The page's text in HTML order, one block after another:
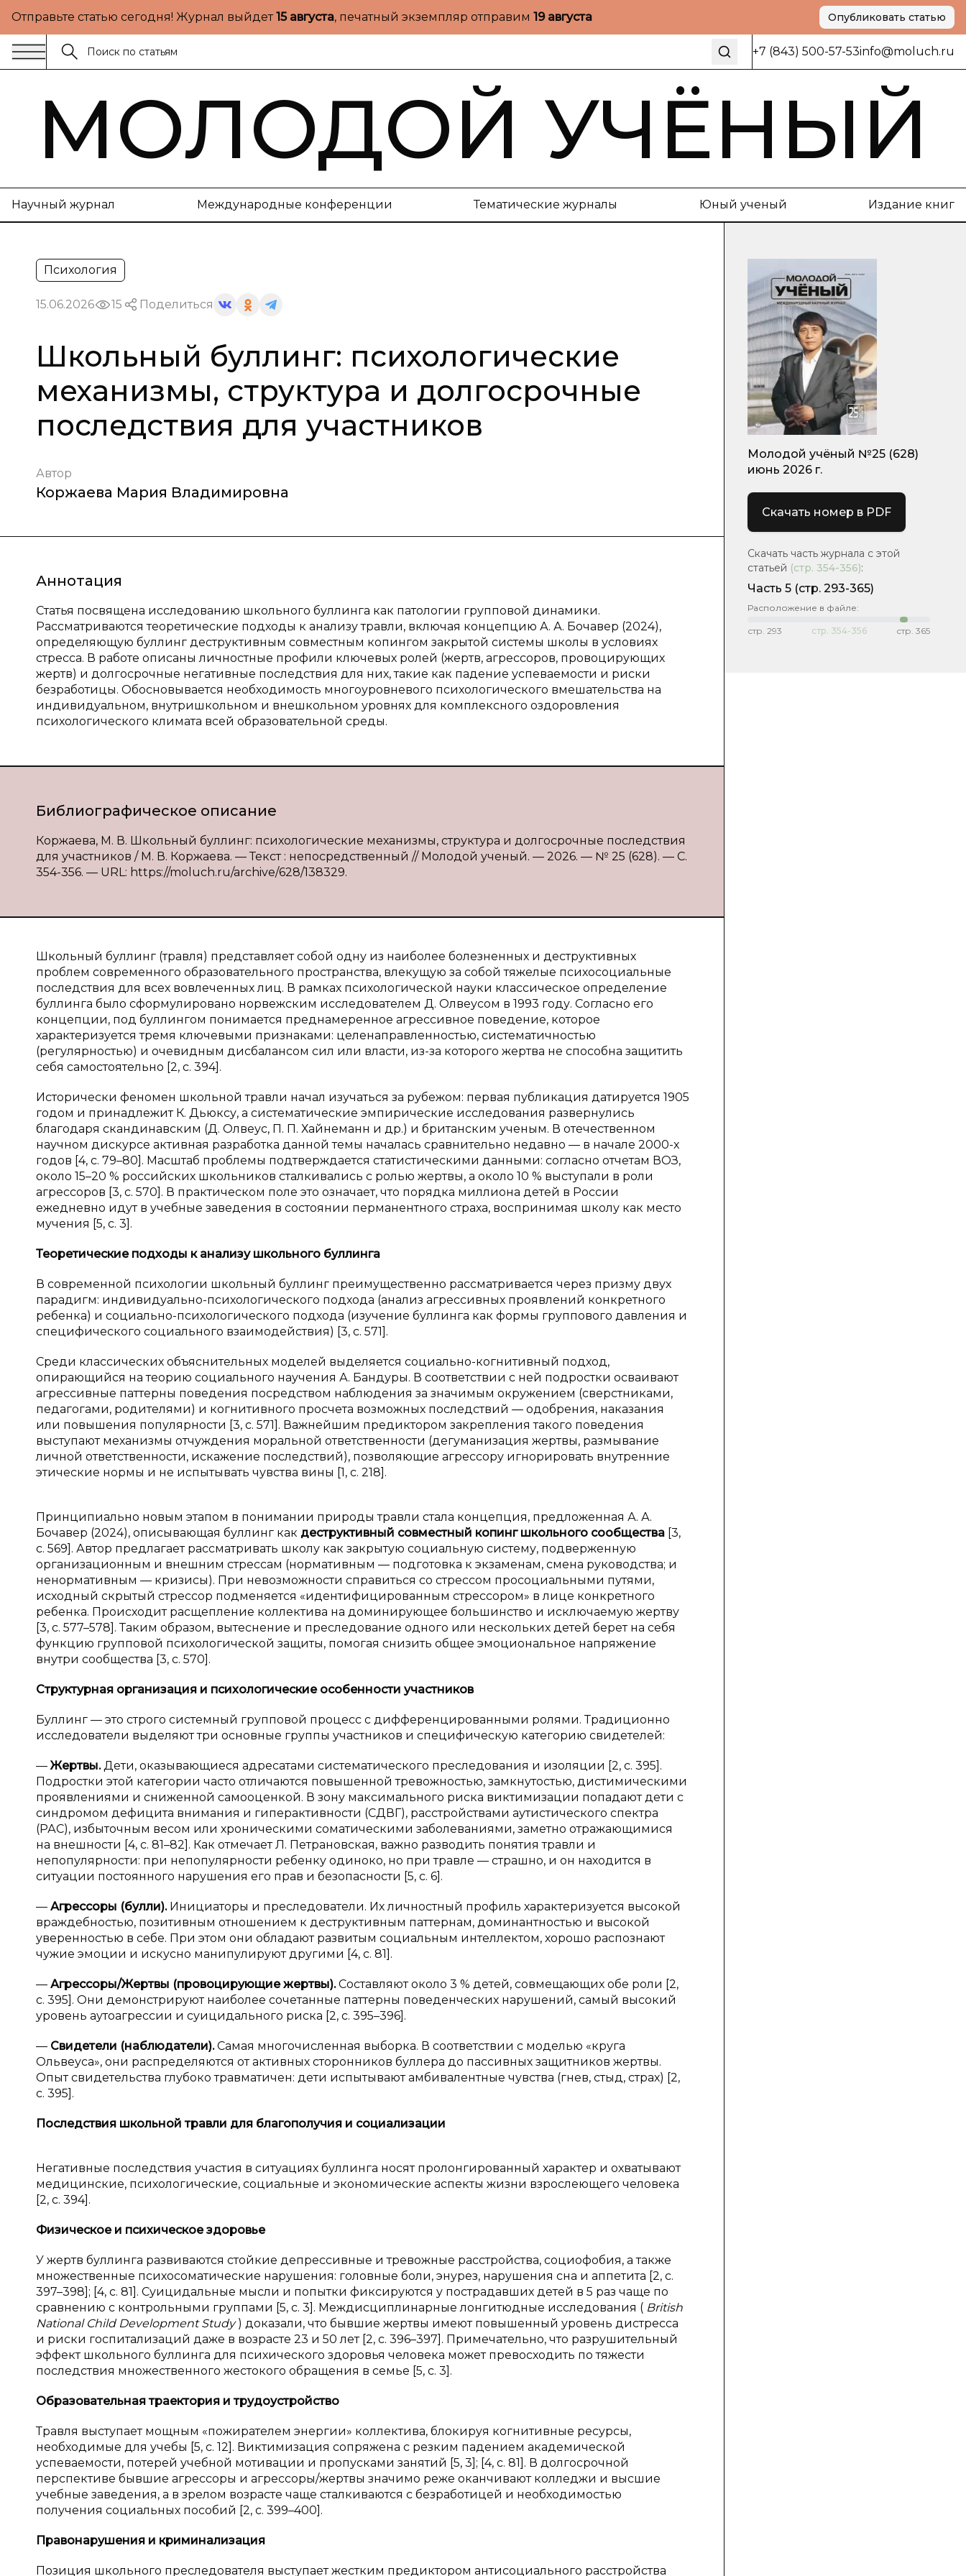
Отправьте статью сегодня! Журнал выйдет15 августа, печатный экземпляр отправим 19 августа Опубликовать статью
+7 (843) 500-57-53info@moluch.ru
МОЛОДОЙ УЧЁНЫЙ
Научный журнал Международные конференции Тематические журналы Юный ученый Издание книг
Психология
15.06.2026 15 Поделиться
Школьный буллинг: психологические
механизмы, структура и долгосрочные
последствия для участников
Автор
Коржаева Мария Владимировна
Аннотация
Статья посвящена исследованию школьного буллинга как патологии групповой динамики.
Рассматриваются теоретические подходы к анализу травли, включая концепцию А. А. Бочавер (2024),
определяющую буллинг деструктивным совместным копингом закрытой системы школы в условиях
стресса. В работе описаны личностные профили ключевых ролей (жертв, агрессоров, провоцирующих
жертв) и долгосрочные негативные последствия для них, такие как падение успеваемости и риски
безработицы. Обосновывается необходимость многоуровневого психологического вмешательства на
индивидуальном, внутришкольном и внешкольном уровнях для комплексного оздоровления
психологического климата всей образовательной среды.
Библиографическое описание
Коржаева, М. В. Школьный буллинг: психологические механизмы, структура и долгосрочные последствия
для участников / М. В. Коржаева. — Текст : непосредственный // Молодой ученый. — 2026. — № 25 (628). — С.
354-356. — URL: https://moluch.ru/archive/628/138329.
Школьный буллинг (травля) представляет собой одну из наиболее болезненных и деструктивных
проблем современного образовательного пространства, влекущую за собой тяжелые психосоциальные
последствия для всех вовлеченных лиц. В рамках психологической науки классическое определение
буллинга было сформулировано норвежским исследователем Д. Олвеусом в 1993 году. Согласно его
концепции, под буллингом понимается преднамеренное агрессивное поведение, которое
характеризуется тремя ключевыми признаками: целенаправленностью, систематичностью
(регулярностью) и очевидным дисбалансом сил или власти, из-за которого жертва не способна защитить
себя самостоятельно [2, с. 394].
Исторически феномен школьной травли начал изучаться за рубежом: первая публикация датируется 1905
годом и принадлежит К. Дьюксу, а систематические эмпирические исследования развернулись
благодаря скандинавским (Д. Олвеус, П. П. Хайнеманн и др.) и британским ученым. В отечественном
научном дискурсе активная разработка данной темы началась сравнительно недавно — в начале 2000-х
годов [4, с. 79–80]. Масштаб проблемы подтверждается статистическими данными: согласно отчетам ВОЗ,
около 15–20 % российских школьников сталкивались с ролью жертвы, а около 10 % выступали в роли
агрессоров [3, с. 570]. В практическом поле это означает, что порядка миллиона детей в России
ежедневно идут в учебные заведения в состоянии перманентного страха, воспринимая школу как место
мучения [5, с. 3].
Теоретические подходы к анализу школьного буллинга
В современной психологии школьный буллинг преимущественно рассматривается через призму двух
парадигм: индивидуально-психологического подхода (анализ агрессивных проявлений конкретного
ребенка) и социально-психологического подхода (изучение буллинга как формы группового давления и
специфического социального взаимодействия) [3, с. 571].
Среди классических объяснительных моделей выделяется социально-когнитивный подход,
опирающийся на теорию социального научения А. Бандуры. В соответствии с ней подростки осваивают
агрессивные паттерны поведения посредством наблюдения за значимым окружением (сверстниками,
педагогами, родителями) и когнитивного просчета возможных последствий — одобрения, наказания
или повышения популярности [3, с. 571]. Важнейшим предиктором закрепления такого поведения
выступают механизмы отчуждения моральной ответственности (дегуманизация жертвы, размывание
личной ответственности, искажение последствий), позволяющие агрессору игнорировать внутренние
этические нормы и не испытывать чувства вины [1, с. 218].
Принципиально новым этапом в понимании природы травли стала концепция, предложенная А. А.
Бочавер (2024), описывающая буллинг как деструктивный совместный копинг школьного сообщества [3,
с. 569]. Автор предлагает рассматривать школу как закрытую социальную систему, подверженную
организационным и внешним стрессам (нормативным — подготовка к экзаменам, смена руководства; и
ненормативным — кризисы). При невозможности справиться со стрессом просоциальными путями,
исходный скрытый стрессор подменяется «идентифицированным стрессором» в лице конкретного
ребенка. Происходит расщепление коллектива на доминирующее большинство и исключаемую жертву
[3, с. 577–578]. Таким образом, вытеснение и преследование одного или нескольких детей берет на себя
функцию групповой психологической защиты, помогая снизить общее эмоциональное напряжение
внутри сообщества [3, с. 570].
Структурная организация и психологические особенности участников
Буллинг — это строго системный групповой процесс с дифференцированными ролями. Традиционно
исследователи выделяют три основные группы участников и специфическую категорию свидетелей:
—Жертвы.Дети, оказывающиеся адресатами систематического преследования и изоляции [2, с. 395].
Подростки этой категории часто отличаются повышенной тревожностью, замкнутостью, дистимическими
проявлениями и сниженной самооценкой. В зону максимального риска виктимизации попадают дети с
синдромом дефицита внимания и гиперактивности (СДВГ), расстройствами аутистического спектра
(РАС), избыточным весом или хроническими соматическими заболеваниями, заметно отражающимися
на внешности [4, с. 81–82]. Как отмечает Л. Петрановская, важно разводить понятия травли и
непопулярности: при непопулярности ребенку одиноко, но при травле — страшно, и он находится в
ситуации постоянного нарушения его прав и безопасности [5, с. 6].
— Агрессоры (булли). Инициаторы и преследователи. Их личностный профиль характеризуется высокой
враждебностью, позитивным отношением к деструктивным паттернам, доминантностью и высокой
уверенностью в себе. При этом они обладают развитым социальным интеллектом, хорошо распознают
чужие эмоции и искусно манипулируют другими [4, с. 81].
— Агрессоры/Жертвы (провоцирующие жертвы).Составляют около 3 % детей, совмещающих обе роли [2,
с. 395]. Они демонстрируют наиболее сочетанные паттерны поведенческих нарушений, самый высокий
уровень аутоагрессии и суицидального риска [2, с. 395–396].
— Свидетели (наблюдатели).Самая многочисленная выборка. В соответствии с моделью «круга
Ольвеуса», они распределяются от активных сторонников буллера до пассивных защитников жертвы.
Опыт свидетельства глубоко травматичен: дети испытывают амбивалентные чувства (гнев, стыд, страх) [2,
с. 395].
Последствия школьной травли для благополучия и социализации
Негативные последствия участия в ситуациях буллинга носят пролонгированный характер и охватывают
медицинские, психологические, социальные и экономические аспекты жизни взрослеющего человека
[2, с. 394].
Физическое и психическое здоровье
У жертв буллинга развиваются стойкие депрессивные и тревожные расстройства, социофобия, а также
множественные психосоматические нарушения: головные боли, энурез, нарушения сна и аппетита [2, с.
397–398]; [4, с. 81]. Суицидальные мысли и попытки фиксируются у пострадавших детей в 5 раз чаще по
сравнению с контрольными группами [5, с. 3]. Междисциплинарные лонгитюдные исследования ( British
National Child Development Study) доказали, что бывшие жертвы имеют повышенный уровень дистресса
и риски госпитализаций даже в возрасте 23 и 50 лет [2, с. 396–397]. Примечательно, что разрушительный
эффект школьного буллинга для психического здоровья человека может превосходить по тяжести
последствия множественного жестокого обращения в семье [5, с. 3].
Образовательная траектория итрудоустройство
Травля выступает мощным «пожирателем энергии» коллектива, блокируя когнитивные ресурсы,
необходимые для учебы [5, с. 12]. Виктимизация сопряжена с резким падением академической
успеваемости, потерей учебной мотивации и пропусками занятий [5, 3]; [4, с. 81]. В долгосрочной
перспективе бывшие агрессоры и агрессоры/жертвы значимо реже оканчивают колледжи и высшие
учебные заведения, а в зрелом возрасте чаще сталкиваются с безработицей и необходимостью
получения социальных пособий [2, с. 399–400].
Правонарушения и криминализация
Позиция школьного преследователя выступает жестким предиктором антисоциального расстройства
Молодой учёный №25 (628)
июнь 2026 г.
Скачать номер в PDF
Скачать часть журнала с этой
статьей (стр. 354-356):
Часть 5 (стр. 293-365)
Расположение в файле:
стр. 293 стр. 354-356 стр. 365